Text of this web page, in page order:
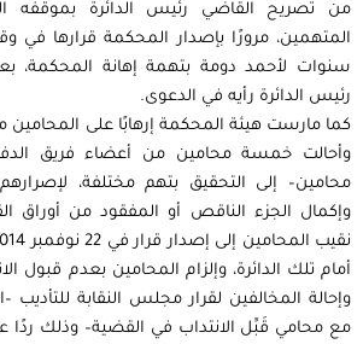
من تصريح القاضي رئيس الدائرة بموقفه
المتهمين، مرورًا بإصدار المحكمة قرارها في
سنوات لأحمد دومة بتهمة إهانة المحكمة،
رئيس الدائرة رأيه في الدعوى.
كما مارست هيئة المحكمة إرهابًا على المحامين
وأحالت خمسة محامين من أعضاء فريق
محامين– إلى التحقيق بتهم مختلفة،
وإكمال الجزء الناقص أو المفقود من أوراق
أمام تلك الدائرة، وإلزام المحامين بعدم قبول
وإحالة المخالفين لقرار مجلس النقابة للتأديب
مع محامي قَبِّل الانتداب في القضية– وذلك ردًا